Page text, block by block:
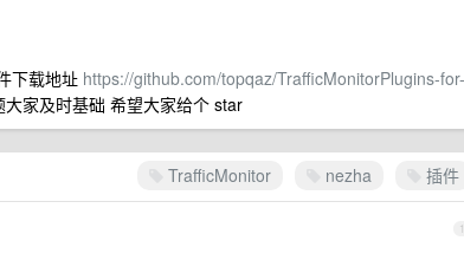
下载地址 https://github.com/topqaz/TrafficMonitorPlugins-for-
家及时基础 希望大家给个 star
TrafficMonitor nezha 插件
1